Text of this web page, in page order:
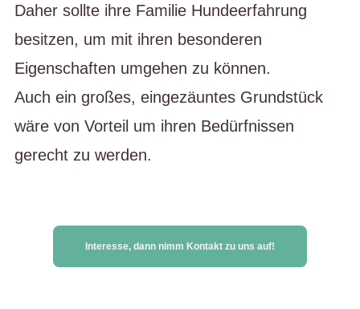
Daher sollte ihre Familie Hundeerfahrung
besitzen, um mit ihren besonderen
Eigenschaften umgehen zu können.
Auch ein großes, eingezäuntes Grundstück
wäre von Vorteil um ihren Bedürfnissen
gerecht zu werden.
Interesse, dann nimm Kontakt zu uns auf!